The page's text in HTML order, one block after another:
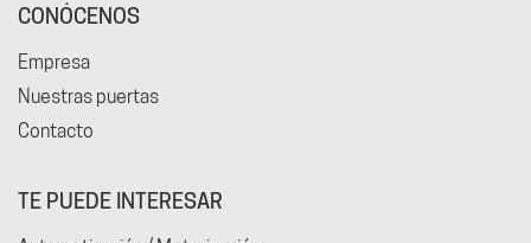
CONÓCENOS
Empresa
Nuestras puertas
Contacto
TE PUEDE INTERESAR